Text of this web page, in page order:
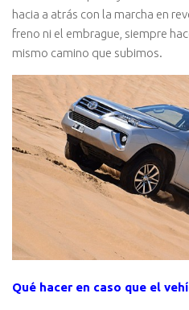
hacia a atrás con la marcha en
freno ni el embrague, siempre
mismo camino que subimos.
Qué hacer en caso que el